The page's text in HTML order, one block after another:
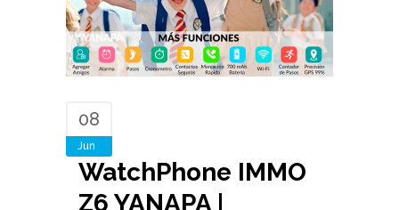
08
Jun
WatchPhone IMMO
Z6 YANAPA |